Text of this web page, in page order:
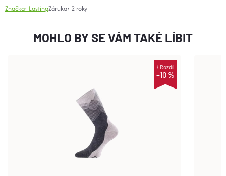
Značka: LastingZáruka: 2 roky
MOHLO BY SE VÁM TAKÉ LÍBIT
–10 %
iRozdíl